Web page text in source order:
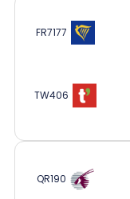
FR7177
TW406
QR190